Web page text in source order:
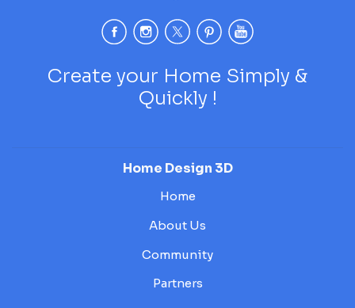
Create your Home Simply &
Quickly !
Home Design 3D
Home
About Us
Community
Partners